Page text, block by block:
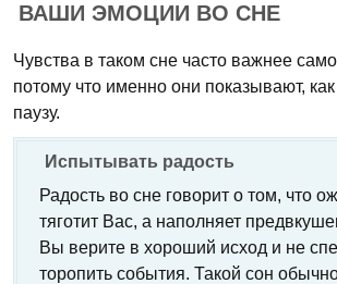
ВАШИ ЭМОЦИИ ВО СНЕ
Чувства в таком сне часто важнее
потому что именно они показывают,
паузу.
Испытывать радость
Радость во сне говорит о том, что
тяготит Вас, а наполняет
Вы верите в хороший исход и не
торопить события. Такой сон